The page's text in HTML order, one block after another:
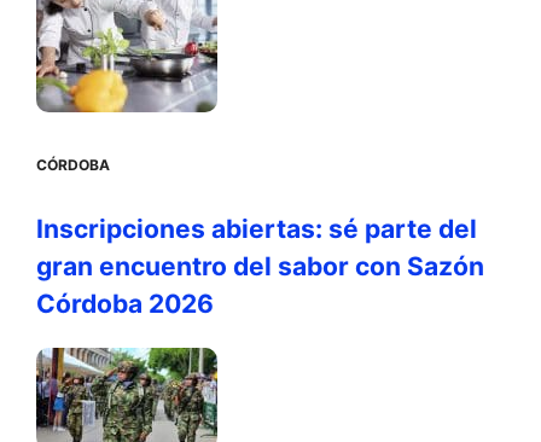
CÓRDOBA
Inscripciones abiertas: sé parte del
gran encuentro del sabor con Sazón
Córdoba 2026